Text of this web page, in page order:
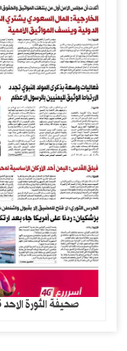
صحيفة الثورة الاحد 26 صفر 1448- 9 اغسطس 2026